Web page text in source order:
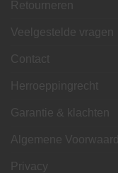
Retourneren
Veelgestelde vragen
Contact
Herroeppingrecht
Garantie & klachten
Algemene
Privacy